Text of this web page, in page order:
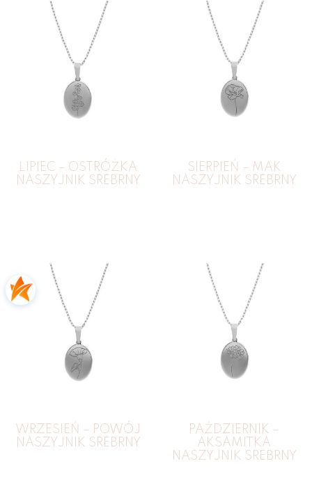
LIPIEC – OSTRÓŻKA
NASZYJNIK SREBRNY
SIERPIEŃ – MAK
NASZYJNIK SREBRNY
WRZESIEŃ – POWÓJ
NASZYJNIK SREBRNY
PAŹDZIERNIK –
AKSAMITKA
NASZYJNIK SREBRNY